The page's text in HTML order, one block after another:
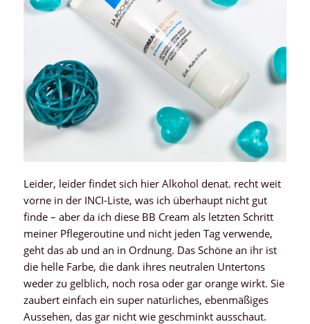
Leider, leider findet sich hier Alkohol denat. recht weit
vorne in der INCI-Liste, was ich überhaupt nicht gut
finde – aber da ich diese BB Cream als letzten Schritt
meiner Pflegeroutine und nicht jeden Tag verwende,
geht das ab und an in Ordnung. Das Schöne an ihr ist
die helle Farbe, die dank ihres neutralen Untertons
weder zu gelblich, noch rosa oder gar orange wirkt. Sie
zaubert einfach ein super natürliches, ebenmäßiges
Aussehen, das gar nicht wie geschminkt ausschaut.